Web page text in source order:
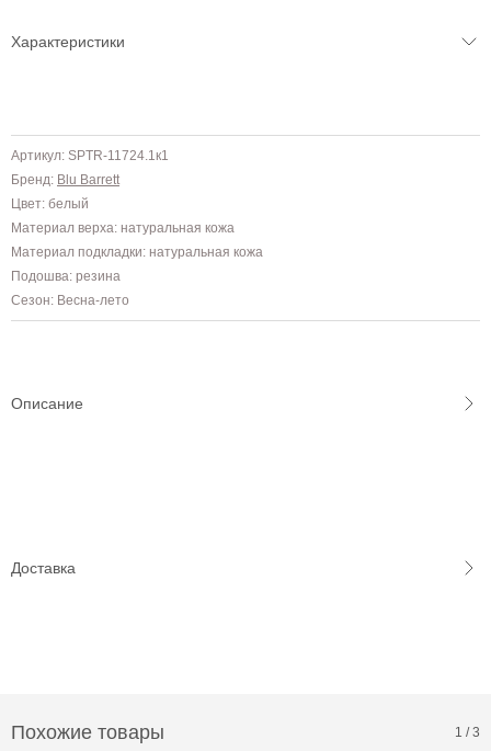
Характеристики
Артикул: SPTR-11724.1к1
Бренд: Blu Barrett
Цвет: белый
Материал верха: натуральная кожа
Материал подкладки: натуральная кожа
Подошва: резина
Сезон: Весна-лето
Описание
Доставка
Похожие товары 1 /3